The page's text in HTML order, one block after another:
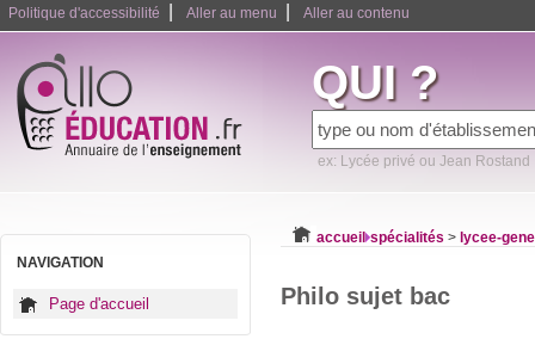
Politique d'accessibilité Aller au menu Aller au contenu
QUI ?
ex: Lycée privé ou Jean Rostand
NAVIGATION
Page d'accueil
accueil spécialités > lycee-
Philo sujet bac